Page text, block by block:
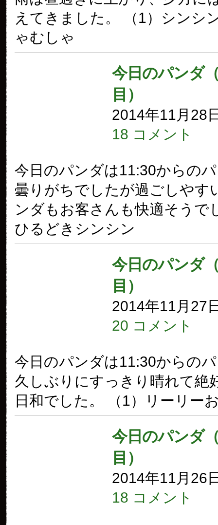
えてきました。 （1）シンシ
ゃむしゃ
今日のパンダ
目）
2014年11月28
18 コメント
今日のパンダは11:30からの
曇りがちでしたが過ごしやす
ンダもお客さんも快適そうで
ひるどきシンシン
今日のパンダ
目）
2014年11月27
20 コメント
今日のパンダは11:30からの
久しぶりにすっきり晴れて絶
日和でした。 （1）リーリー
今日のパンダ
目）
2014年11月26
18 コメント